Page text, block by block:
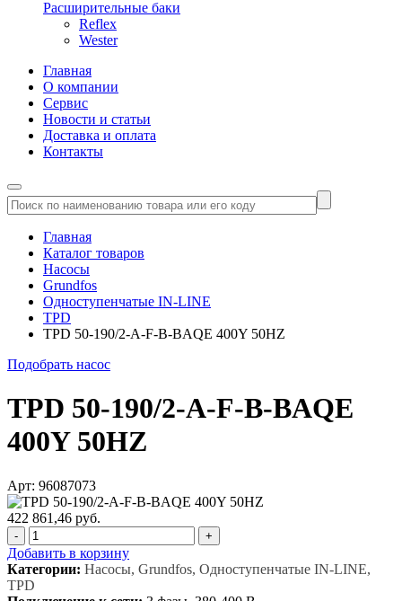
Расширительные баки
Reflex
Wester
Главная
О компании
Сервис
Новости и статьи
Доставка и оплата
Контакты
Главная
Каталог товаров
Насосы
Grundfos
Одноступенчатые IN-LINE
TPD
TPD 50-190/2-A-F-B-BAQE 400Y 50HZ
Подобрать насос
TPD 50-190/2-A-F-B-BAQE
400Y 50HZ
Арт: 96087073
422 861,46 руб.
- +
Добавить в корзину
Категории: Насосы, Grundfos, Одноступенчатые IN-LINE,
TPD